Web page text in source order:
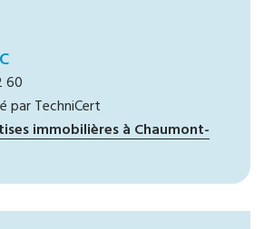
60
par TechniCert
immobilières à Chaumont-